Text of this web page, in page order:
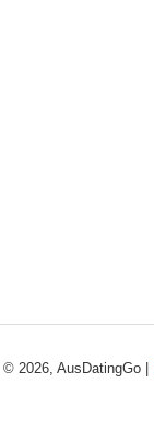
© 2026, AusDatingGo |